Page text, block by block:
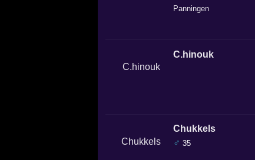
Panningen
C.hinouk
Chukkels
♂ 35